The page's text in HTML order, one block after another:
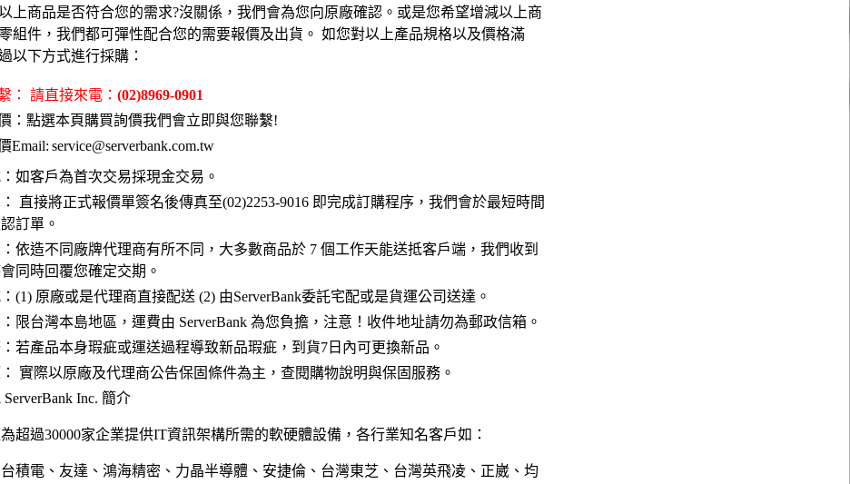
上商品是否符合您的需求?沒關係，我們會為您向原廠確認。或是您希望增減以上商
組件，我們都可彈性配合您的需要報價及出貨。 如您對以上產品規格以及價格滿
以下方式進行採購：
： 請直接來電： (02)8969-0901
：點選本頁購買詢價我們會立即與您聯繫!
Email: service@serverbank.com.tw
如客戶為首次交易採現金交易。
直接將正式報價單簽名後傳真至(02)2253-9016 即完成訂購程序，我們會於最短時間
訂單。
依造不同廠牌代理商有所不同，大多數商品於 7 個工作天能送抵客戶端，我們收到
同時回覆您確定交期。
(1) 原廠或是代理商直接配送 (2) 由ServerBank委託宅配或是貨運公司送達。
限台灣本島地區，運費由 ServerBank 為您負擔，注意！收件地址請勿為郵政信箱。
若產品本身瑕疵或運送過程導致新品瑕疵，到貨7日內可更換新品。
實際以原廠及代理商公告保固條件為主，查閱購物說明與保固服務。
Inc. 簡介
超過30000家企業提供IT資訊架構所需的軟硬體設備，各行業知名客戶如：
積電、友達、鴻海精密、力晶半導體、安捷倫、台灣東芝、台灣英飛凌、正崴、均